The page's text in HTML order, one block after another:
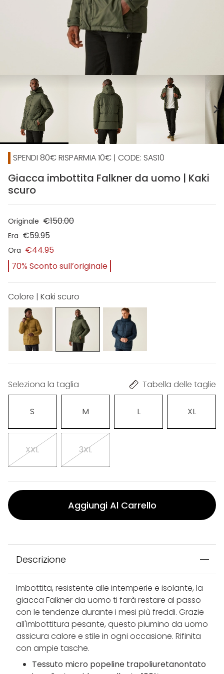
chevron_right
SPENDI 80€ RISPARMIA 10€ | CODE: SAS10
Giacca imbottita Falkner da uomo | Kaki
scuro
Originale €150.00
Era €59.95
Ora €44.95
70% Sconto sull’originale
Colore | Kaki scuro
Seleziona la taglia Tabella delle taglie
S M L XL
XXL 3XL
Aggiungi Al Carrello
Descrizione
Imbottita, resistente alle intemperie e isolante, la
giacca Falkner da uomo ti farà restare al passo
con le tendenze durante i mesi più freddi. Grazie
all'imbottitura pesante, questo piumino da uomo
assicura calore e stile in ogni occasione. Rifinita
con ampie tasche.
Tessuto micro popeline trapoliuretanontato